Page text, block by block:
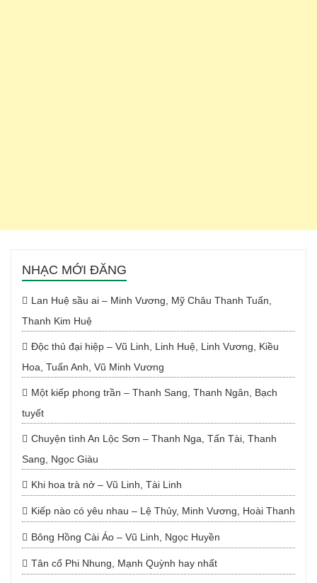
NHẠC MỚI ĐĂNG
Lan Huệ sầu ai – Minh Vương, Mỹ Châu Thanh Tuấn,
Thanh Kim Huệ
Độc thủ đại hiệp – Vũ Linh, Linh Huệ, Linh Vương, Kiều
Hoa, Tuấn Anh, Vũ Minh Vương
Một kiếp phong trần – Thanh Sang, Thanh Ngân, Bạch
tuyết
Chuyện tình An Lộc Sơn – Thanh Nga, Tấn Tài, Thanh
Sang, Ngọc Giàu
Khi hoa trà nở – Vũ Linh, Tài Linh
Kiếp nào có yêu nhau – Lệ Thủy, Minh Vương, Hoài Thanh
Bông Hồng Cài Áo – Vũ Linh, Ngọc Huyền
Tân cổ Phi Nhung, Mạnh Quỳnh hay nhất